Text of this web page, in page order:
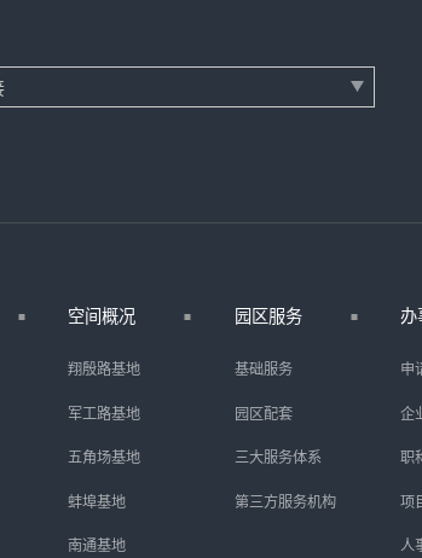
空间概况
翔殷路基地
军工路基地
五角场基地
蚌埠基地
南通基地
园区服务
基础服务
园区配套
三大服务体系
第三方服务机构
办
申
企
职
项
人